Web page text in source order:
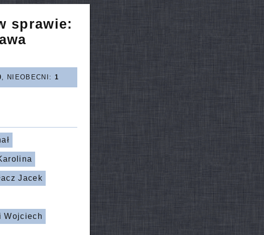
sprawie:
, NIEOBECNI: 1
Jacek
Wojciech